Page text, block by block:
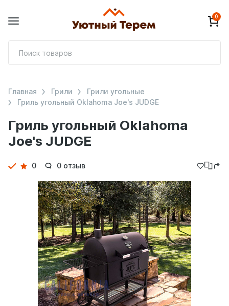
0
Гриль угольный Oklahoma
Joe's JUDGE
Главная Грили
Грили угольные
Гриль угольный Oklahoma Joe's JUDGE
Детали
товара
0 0 отзыв